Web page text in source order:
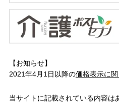
【お知らせ】
2021年4月1日以降の価格表示に
当サイトに記載されている内容は